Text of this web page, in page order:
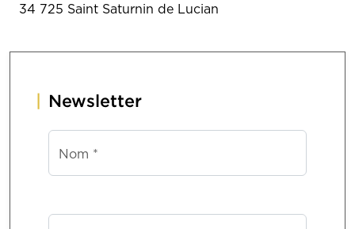
34 725 Saint Saturnin de Lucian
Newsletter
Nom *